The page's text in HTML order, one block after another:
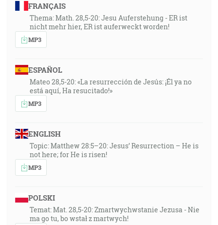
FRANÇAIS
Thema: Math. 28,5-20: Jesu Auferstehung - ER ist
nicht mehr hier, ER ist auferweckt worden!
MP3
ESPAÑOL
Mateo 28,5-20: «La resurrección de Jesús: ¡Él ya no
está aquí, Ha resucitado!»
MP3
ENGLISH
Topic: Matthew 28:5–20: Jesus’ Resurrection – He is
not here; for He is risen!
MP3
POLSKI
Temat: Mat. 28,5-20: Zmartwychwstanie Jezusa - Nie
ma go tu, bo wstał z martwych!